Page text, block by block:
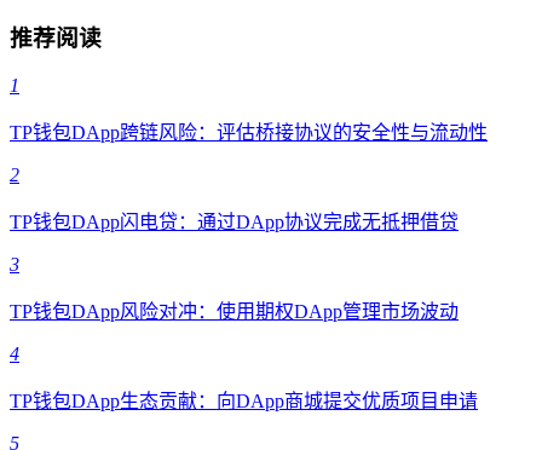
推荐阅读
1
TP钱包DApp跨链风险：评估桥接协议的安全性与流动性
2
TP钱包DApp闪电贷：通过DApp协议完成无抵押借贷
3
TP钱包DApp风险对冲：使用期权DApp管理市场波动
4
TP钱包DApp生态贡献：向DApp商城提交优质项目申请
5